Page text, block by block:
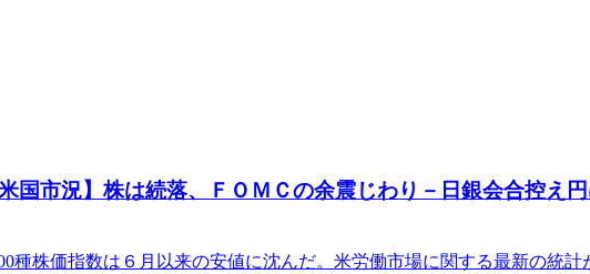
国市況】株は続落、ＦＯＭＣの余震じわり－日銀会合控え
種株価指数は６月以来の安値に沈んだ。米労働市場に関する最新の統計